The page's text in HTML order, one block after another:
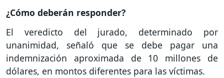
¿Cómo deberán responder?
El veredicto del jurado, determinado por
unanimidad, señaló que se debe pagar una
indemnización aproximada de 10 millones de
dólares, en montos diferentes para las víctimas.